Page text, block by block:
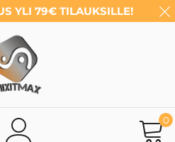
YLI 79€ TILAUKSILLE!
0